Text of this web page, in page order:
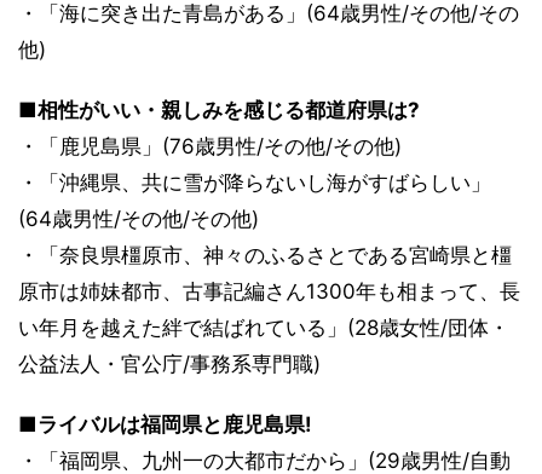
・「海に突き出た青島がある」(64歳男性/その他/その
他)
■相性がいい・親しみを感じる都道府県は?
・「鹿児島県」(76歳男性/その他/その他)
・「沖縄県、共に雪が降らないし海がすばらしい」
(64歳男性/その他/その他)
・「奈良県橿原市、神々のふるさとである宮崎県と橿
原市は姉妹都市、古事記編さん1300年も相まって、長
い年月を越えた絆で結ばれている」(28歳女性/団体・
公益法人・官公庁/事務系専門職)
■ライバルは福岡県と鹿児島県!
・「福岡県、九州一の大都市だから」(29歳男性/自動